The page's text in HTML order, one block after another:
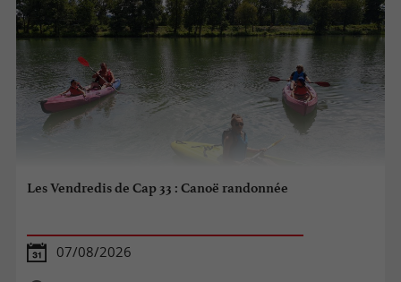
Les Vendredis de Cap 33 : Canoë randonnée
07/08/2026